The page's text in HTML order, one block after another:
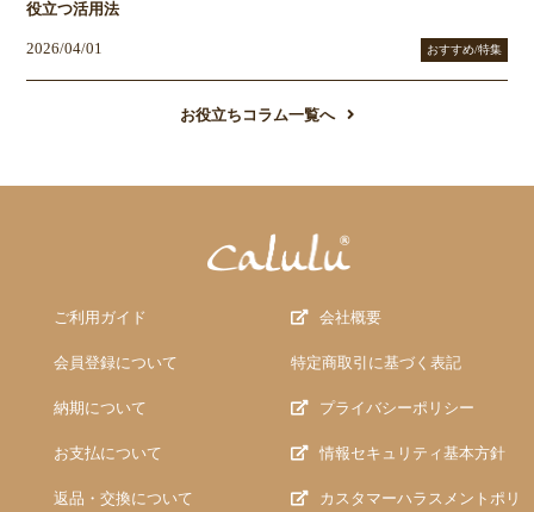
役立つ活用法
2026/04/01 おすすめ/特集
お役立ちコラム一覧へ
ご利用ガイド
会員登録について
納期について
お支払について
返品・交換について
会社概要
特定商取引に基づく表記
プライバシーポリシー
情報セキュリティ基本方針
カスタマーハラスメントポリ